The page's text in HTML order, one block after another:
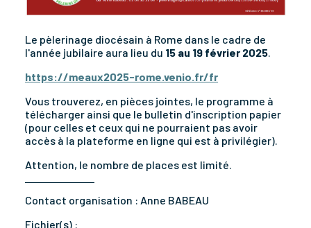
Le pèlerinage diocésain à Rome dans le cadre de
l'année jubilaire aura lieu du 15 au 19 février 2025.
https://meaux2025-rome.venio.fr/fr
Vous trouverez, en pièces jointes, le programme à
télécharger ainsi que le bulletin d'inscription papier
(pour celles et ceux qui ne pourraient pas avoir
accès à la plateforme en ligne qui est à privilégier).
Attention, le nombre de places est limité.
Contact organisation : Anne BABEAU
Fichier(s) :